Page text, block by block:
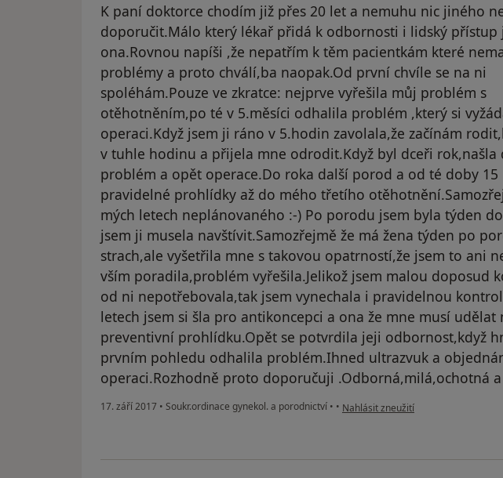
K paní doktorce chodím již přes 20 let a nemuhu nic jiného
doporučit.Málo který lékař přidá k odbornosti i lidský přístup
ona.Rovnou napíši ,že nepatřím k těm pacientkám které
problémy a proto chválí,ba naopak.Od první chvíle se na ni
spoléhám.Pouze ve zkratce: nejprve vyřešila můj problém s
otěhotněním,po té v 5.měsíci odhalila problém ,který si
operaci.Když jsem ji ráno v 5.hodin zavolala,že začínám
v tuhle hodinu a přijela mne odrodit.Když byl dceři rok,našla
problém a opět operace.Do roka další porod a od té doby 15
pravidelné prohlídky až do mého třetího
mých letech neplánovaného :-) Po porodu jsem byla týden
jsem ji musela navštívit.Samozřejmě že má žena týden po
strach,ale vyšetřila mne s takovou opatrností,že jsem to ani
vším poradila,problém vyřešila.Jelikož jsem malou doposud
od ni nepotřebovala,tak jsem vynechala i pravidelnou
letech jsem si šla pro antikoncepci a ona že mne musí udělat
preventivní prohlídku.Opět se potvrdila jeji odbornost,když
prvním pohledu odhalila problém.Ihned ultrazvuk a
operaci.Rozhodně proto doporučuji .Odborná,milá,ochotná a
17. září 2017 • Soukr.ordinace gynekol. a porodnictví • • podle názoru uživatele Váš účet byl
Nahlásit zneužití